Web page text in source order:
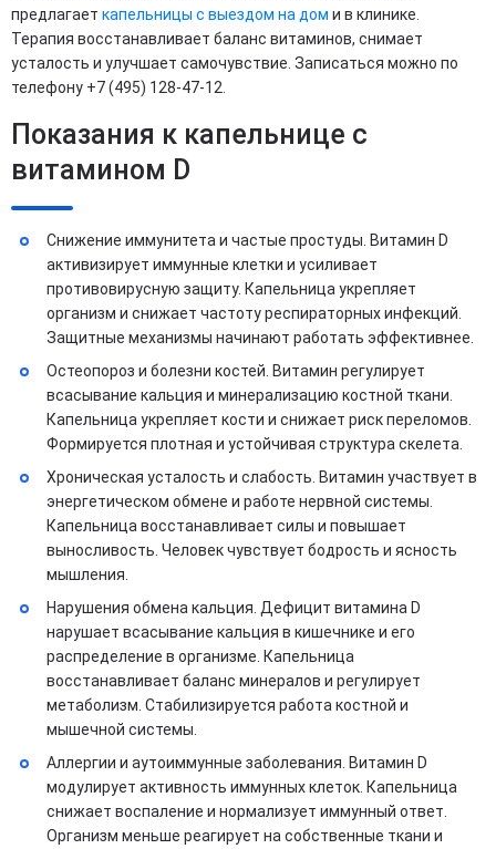
предлагает капельницы с выездом на дом и в клинике.
Терапия восстанавливает баланс витаминов, снимает
усталость и улучшает самочувствие. Записаться можно по
телефону +7 (495) 128-47-12.
Показания к капельнице с
витамином D
Снижение иммунитета и частые простуды. Витамин D
активизирует иммунные клетки и усиливает
противовирусную защиту. Капельница укрепляет
организм и снижает частоту респираторных инфекций.
Защитные механизмы начинают работать эффективнее.
Остеопороз и болезни костей. Витамин регулирует
всасывание кальция и минерализацию костной ткани.
Капельница укрепляет кости и снижает риск переломов.
Формируется плотная и устойчивая структура скелета.
Хроническая усталость и слабость. Витамин участвует в
энергетическом обмене и работе нервной системы.
Капельница восстанавливает силы и повышает
выносливость. Человек чувствует бодрость и ясность
мышления.
Нарушения обмена кальция. Дефицит витамина D
нарушает всасывание кальция в кишечнике и его
распределение в организме. Капельница
восстанавливает баланс минералов и регулирует
метаболизм. Стабилизируется работа костной и
мышечной системы.
Аллергии и аутоиммунные заболевания. Витамин D
модулирует активность иммунных клеток. Капельница
снижает воспаление и нормализует иммунный ответ.
Организм меньше реагирует на собственные ткани и